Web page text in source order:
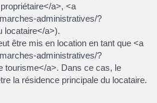
a>, <a
administratives/?
locataire</a>).
être mis en location en tant que <a
administratives/?
tourisme</a>. Dans ce cas, le
la résidence principale du locataire.